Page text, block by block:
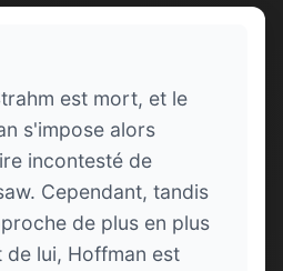
est mort, et le
s'impose alors
incontesté de
Cependant, tandis
de plus en plus
de lui, Hoffman est